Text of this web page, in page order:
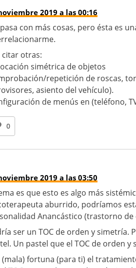
2019 a las 00:16
con más cosas, pero ésta es
citar otras:
simétrica de objetos
repetición de roscas,
asiento del vehículo).
de menús en (teléfono,
0
2019 a las 03:50
es que esto es algo más
aburrido, podríamos
Anancástico (trastorno
ser un TOC de orden y simetría.
Un pastel que el TOC de orden y
(mala) fortuna (para ti) el